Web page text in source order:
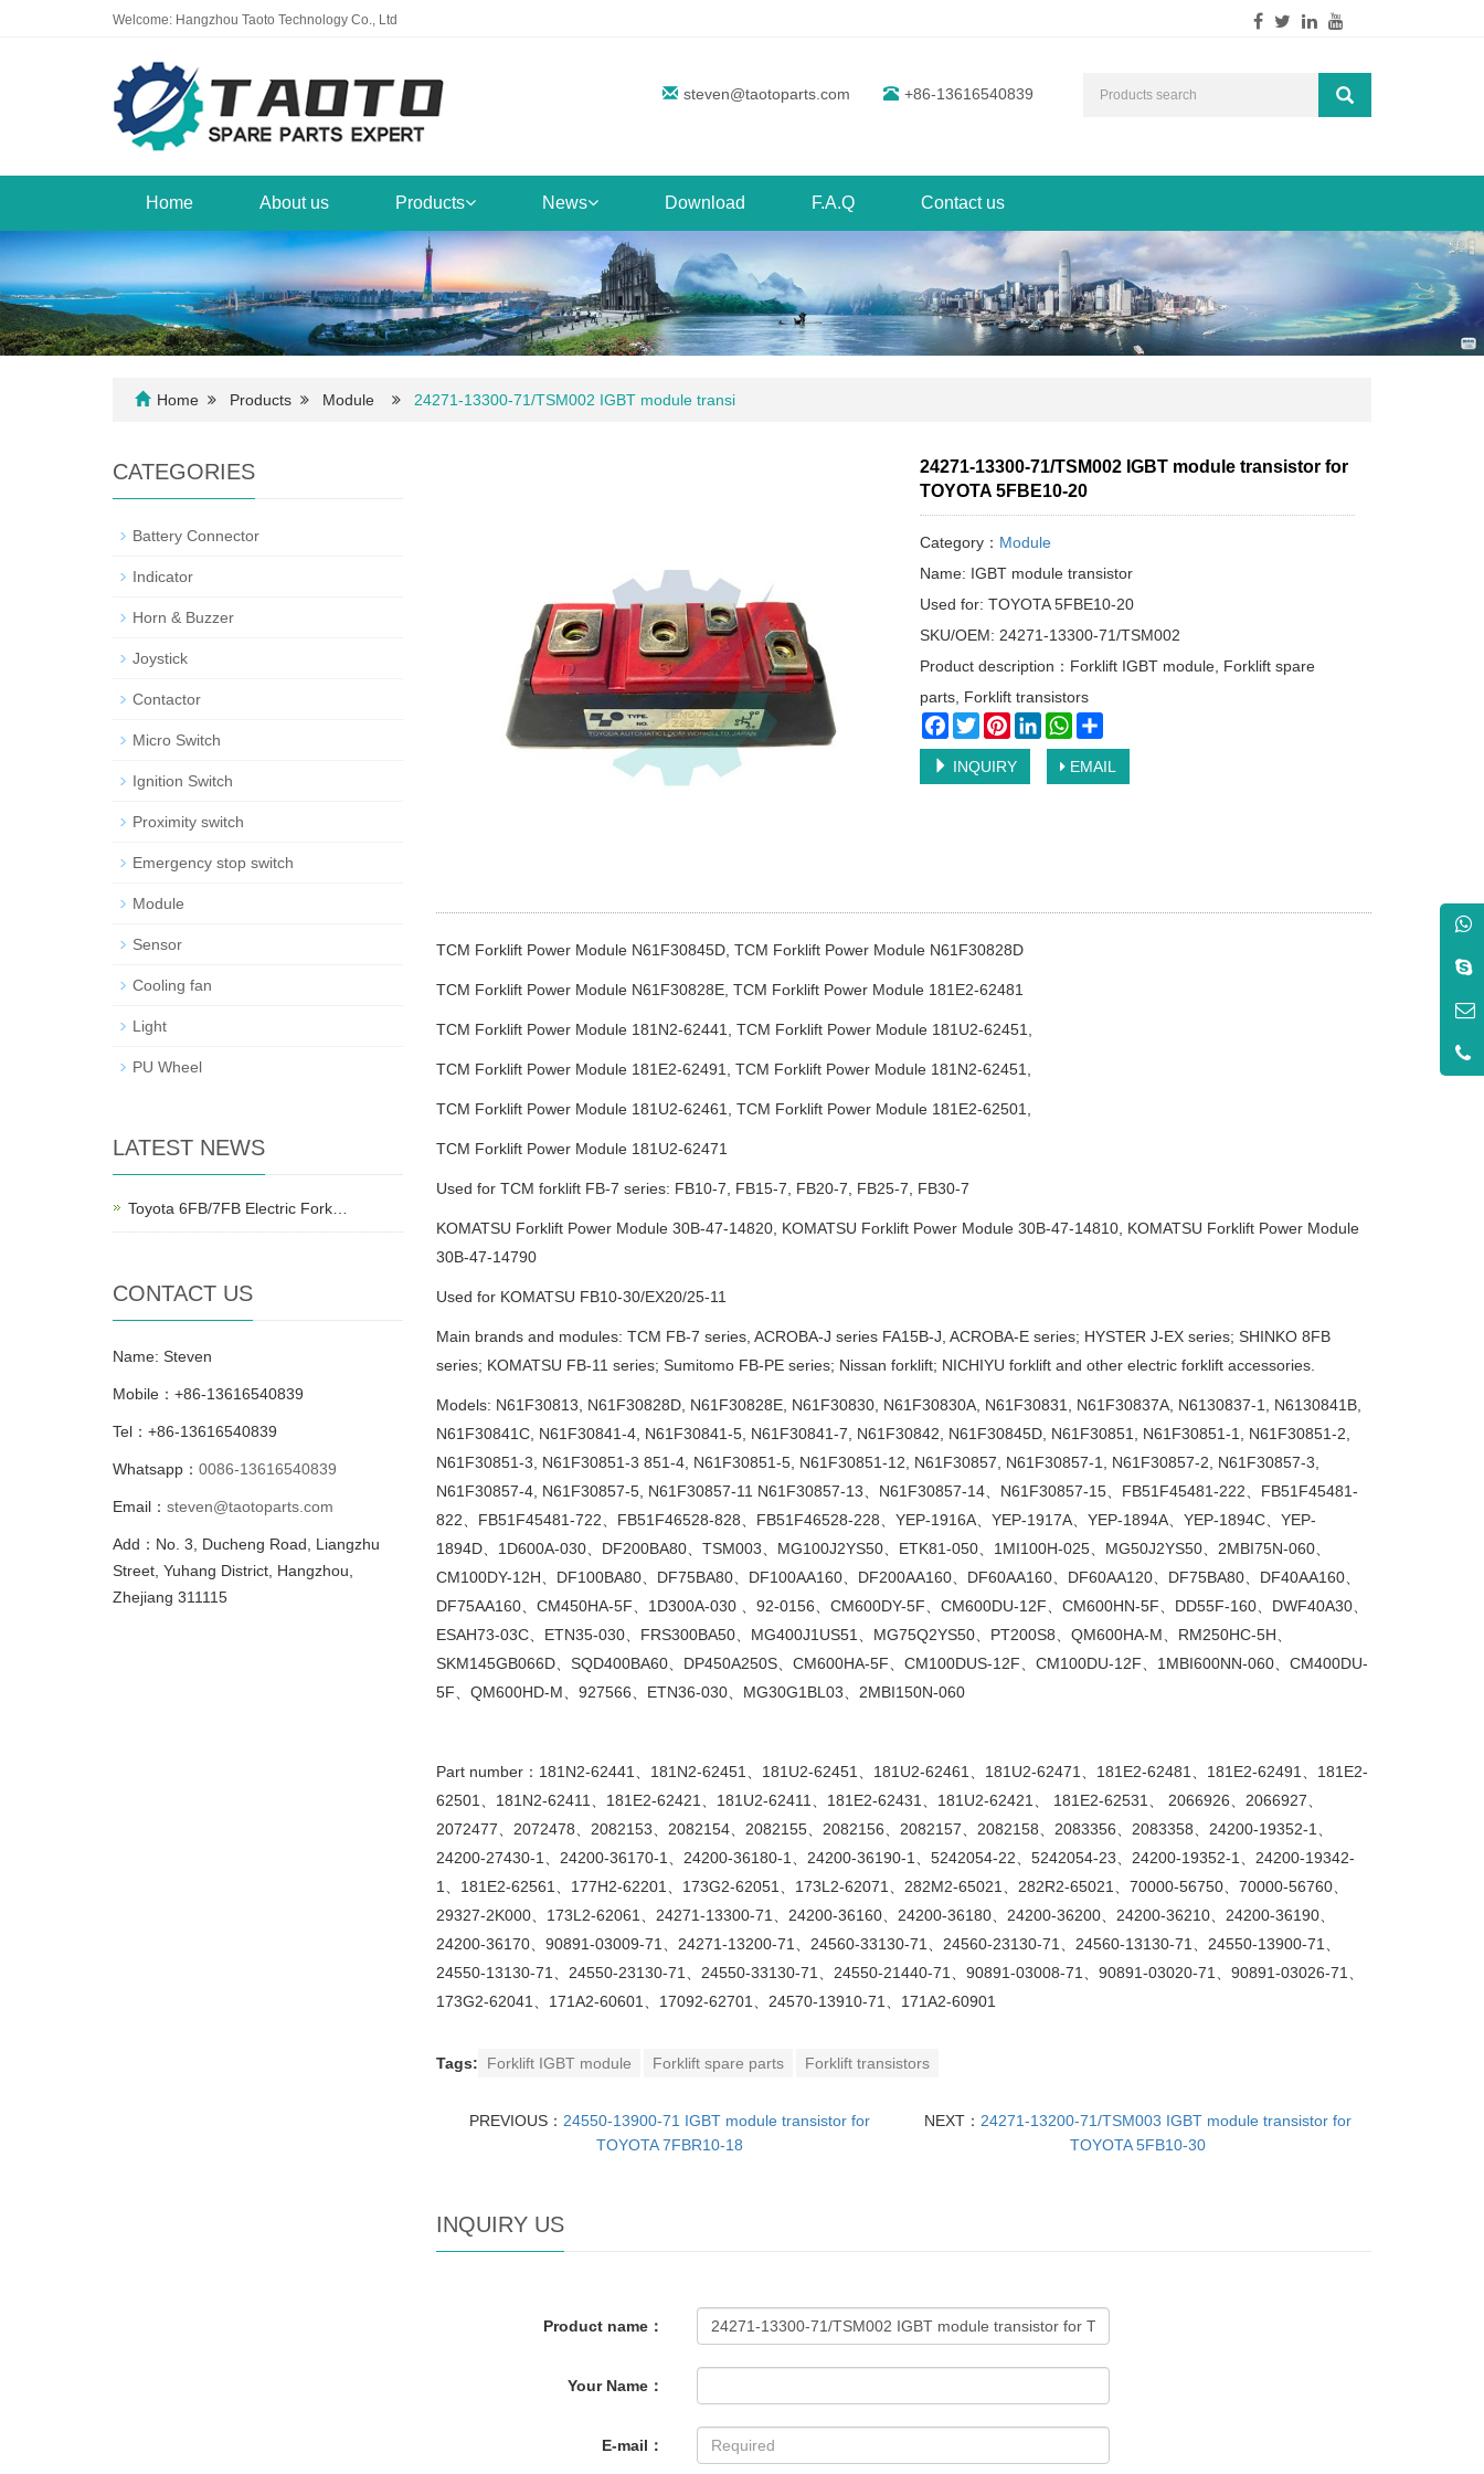
Welcome: Hangzhou Taoto Technology Co., Ltd
steven@taotoparts.com +86-13616540839
Home About us Products News Download F.A.Q Contact us
Home Products Module 24271-13300-71/TSM002 IGBT module transi
24271-13300-71/TSM002 IGBT module transistor for
TOYOTA 5FBE10-20
Category： Module
Name: IGBT module transistor
Used for: TOYOTA 5FBE10-20
SKU/OEM: 24271-13300-71/TSM002
Product description：Forklift IGBT module, Forklift spare
parts, Forklift transistors
Facebook
TwitterPinterestLinkedInWhatsApp
INQUIRY EMAIL
TCM Forklift Power Module N61F30845D, TCM Forklift Power Module N61F30828D
TCM Forklift Power Module N61F30828E, TCM Forklift Power Module 181E2-62481
TCM Forklift Power Module 181N2-62441, TCM Forklift Power Module 181U2-62451,
TCM Forklift Power Module 181E2-62491, TCM Forklift Power Module 181N2-62451,
TCM Forklift Power Module 181U2-62461, TCM Forklift Power Module 181E2-62501,
TCM Forklift Power Module 181U2-62471
Used for TCM forklift FB-7 series: FB10-7, FB15-7, FB20-7, FB25-7, FB30-7
KOMATSU Forklift Power Module 30B-47-14820, KOMATSU Forklift Power Module 30B-47-14810, KOMATSU Forklift Power Module
30B-47-14790
Used for KOMATSU FB10-30/EX20/25-11
Main brands and modules: TCM FB-7 series, ACROBA-J series FA15B-J, ACROBA-E series; HYSTER J-EX series; SHINKO 8FB
series; KOMATSU FB-11 series; Sumitomo FB-PE series; Nissan forklift; NICHIYU forklift and other electric forklift accessories.
Models: N61F30813, N61F30828D, N61F30828E, N61F30830, N61F30830A, N61F30831, N61F30837A, N6130837-1, N6130841B,
N61F30841C, N61F30841-4, N61F30841-5, N61F30841-7, N61F30842, N61F30845D, N61F30851, N61F30851-1, N61F30851-2,
N61F30851-3, N61F30851-3 851-4, N61F30851-5, N61F30851-12, N61F30857, N61F30857-1, N61F30857-2, N61F30857-3,
N61F30857-4, N61F30857-5, N61F30857-11 N61F30857-13
N61F30857-14、 N61F30857-15、 FB51F45481-222
FB51F45481-
822
FB51F45481-722 FB51F46528-828 FB51F46528-228 YEP-1916A、 YEP-1917A、 YEP-1894A、 YEP-1894C、 YEP-
1894D、 1D600A-030、 DF200BA80、 TSM003 MG100J2YS50、 ETK81-050、 1MI100H-025、 MG50J2YS50、 2MBI75N-060、
CM100DY-12H
DF100BA80、 DF75BA80、 DF100AA160、 DF200AA160、 DF60AA160、 DF60AA120、 DF75BA80、 DF40AA160、
DF75AA160、 CM450HA-5F 1D300A-030 92-0156 CM600DY-5F CM600DU-12F CM600HN-5F DD55F-160、 DWF40A30、
ESAH73-03C、 ETN35-030、 FRS300BA50、 MG400J1US51 MG75Q2YS50、 PT200S8 QM600HA-M RM250HC-5H
SKM145GB066D、 SQD400BA60、 DP450A250S、 CM600HA-5F CM100DUS-12F CM100DU-12F 1MBI600NN-060、 CM400DU-
5F
QM600HD-M 927566 ETN36-030、 MG30G1BL03 2MBI150N-060
Part number： 181N2-62441 181N2-62451 181U2-62451 181U2-62461 181U2-62471 181E2-62481 181E2-62491
181E2-
62501
181N2-62411 181E2-62421 181U2-62411 181E2-62431 181U2-62421 181E2-62531 2066926 2066927
2072477
2072478 2082153 2082154、 2082155、 2082156 2082157 2082158 2083356 2083358 24200-19352-1
24200-27430-1
24200-36170-1 24200-36180-1 24200-36190-1 5242054-22 5242054-23 24200-19352-1
24200-19342-
1
181E2-62561 177H2-62201 173G2-62051 173L2-62071 282M2-65021 282R2-65021 70000-56750、 70000-56760、
29327-2K000、 173L2-62061 24271-13300-71 24200-36160、 24200-36180、 24200-36200、 24200-36210、 24200-36190、
24200-36170、 90891-03009-71 24271-13200-71 24560-33130-71 24560-23130-71 24560-13130-71 24550-13900-71
24550-13130-71
24550-23130-71 24550-33130-71 24550-21440-71 90891-03008-71 90891-03020-71 90891-03026-71
173G2-62041
171A2-60601 17092-62701 24570-13910-71 171A2-60901
Tags: Forklift IGBT module Forklift spare parts Forklift transistors
PREVIOUS： 24550-13900-71 IGBT module transistor for
TOYOTA 7FBR10-18
NEXT： 24271-13200-71/TSM003 IGBT module transistor for
TOYOTA 5FB10-30
INQUIRY US
Product name：
Your Name：
E-mail：
CATEGORIES
Battery Connector
Indicator
Horn & Buzzer
Joystick
Contactor
Micro Switch
Ignition Switch
Proximity switch
Emergency stop switch
Module
Sensor
Cooling fan
Light
PU Wheel
LATEST NEWS
Toyota 6FB/7FB Electric Fork…
CONTACT US
Name: Steven
Mobile：+86-13616540839
Tel：+86-13616540839
Whatsapp： 0086-13616540839
Email： steven@taotoparts.com
Add：No. 3, Ducheng Road, Liangzhu
Street, Yuhang District, Hangzhou,
Zhejiang 311115